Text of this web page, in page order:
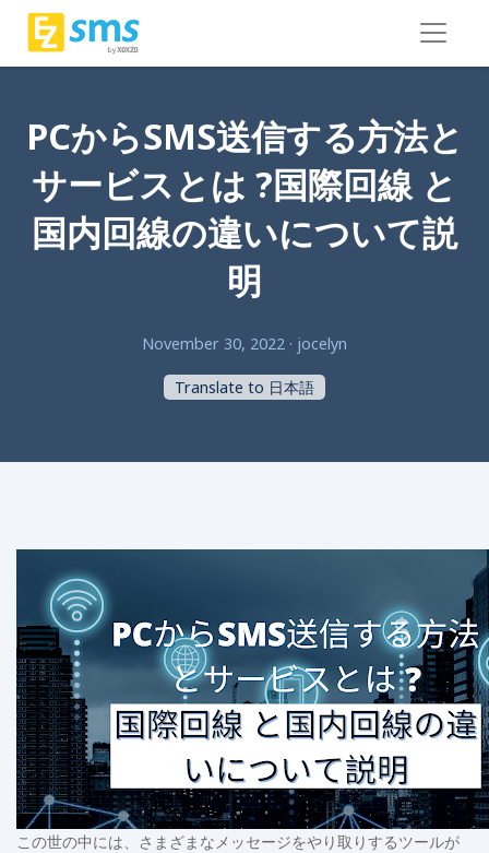
PCからSMS送信する方法と
サービスとは ?国際回線 と
国内回線の違いについて説
明
November 30, 2022 · jocelyn
Translate to 日本語
この世の中には、さまざまなメッセージをやり取りするツールが